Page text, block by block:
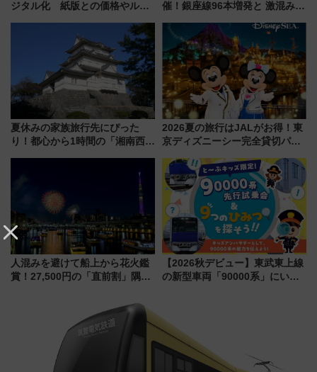
ジタル化 紙版との価格やルー
催！銀座線96本増発と 激混みの
アクセス攻略法、2万発の花火が
都心の夜に！
夏休みの家族旅行先にぴった
り！都心から1時間の「湘南西エ
2026夏の旅行はJALがお得！東
京ディズニーシー完全貸切パー
ーン始まる 条件は「夏の国内
線に2回搭乗」
人混みを避けて船上から花火鑑
賞！27,500円の「直前割」隅田
【2026秋デビュー】東武東上線
の新型車両「90000系」にいち
サダーになろう